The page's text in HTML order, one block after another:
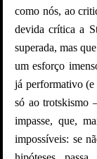
como nós, ao
devida crítica a
superada, mas
um esforço
já performativo
só ao trotskismo
impasse, que,
impossíveis: se